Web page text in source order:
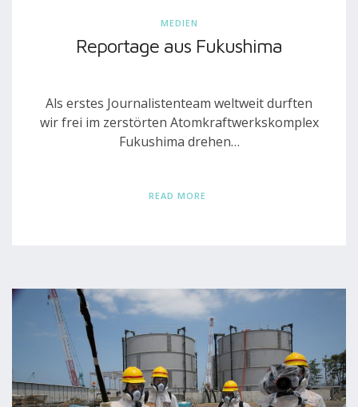
MEDIEN
Reportage aus Fukushima
Als erstes Journalistenteam weltweit durften
wir frei im zerstörten Atomkraftwerkskomplex
Fukushima drehen…
READ MORE